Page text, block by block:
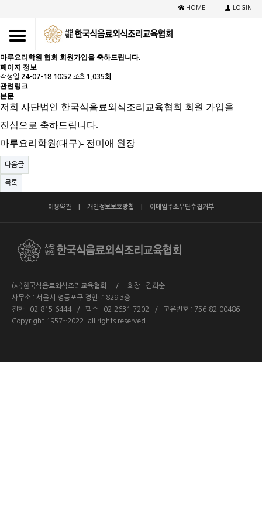
HOME LOGIN
마루요리학원 협회 회원가입을 축하드립니다.
페이지 정보
작성일 24-07-18 10:52 조회 1,035회
관련링크
본문
저희 사단법인 한국식음료외식조리교육협회 회원 가입을
진심으로 축하드립니다.
마루요리학원(대구)- 전미애 원장
다음글
목록
이용약관 개인정보보호방침 이메일주소무단수집거부
(사)한국식음료외식조리교육협회 / 회장 : 김희순
사무소 : 서울시 영등포구 경인로 829 3층
전화 : 02-815-6444 / 팩스 : 02-2631-7202 / 고유번호 : 756-82-00486
Copyright 1957~2022. all rights reserved.